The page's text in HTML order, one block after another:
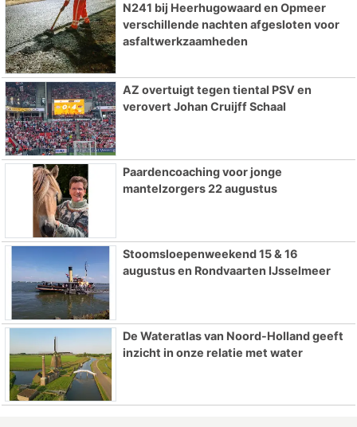
N241 bij Heerhugowaard en Opmeer
verschillende nachten afgesloten voor
asfaltwerkzaamheden
AZ overtuigt tegen tiental PSV en
verovert Johan Cruijff Schaal
Paardencoaching voor jonge
mantelzorgers 22 augustus
Stoomsloepenweekend 15 & 16
augustus en Rondvaarten IJsselmeer
De Wateratlas van Noord-Holland geeft
inzicht in onze relatie met water